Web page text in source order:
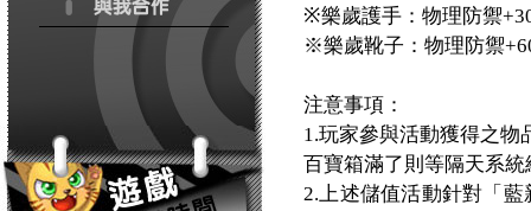
※樂歲護手：物理防禦
※樂歲靴子：物理防禦
注意事項：
1.玩家參與活動獲得之
百寶箱滿了則等隔天系
2.上述儲值活動針對「